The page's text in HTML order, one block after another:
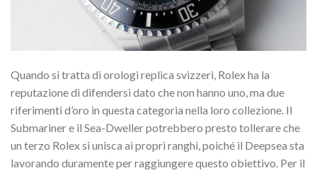
Quando si tratta di orologi replica svizzeri, Rolex ha la
reputazione di difendersi dato che non hanno uno, ma due
riferimenti d’oro in questa categoria nella loro collezione. Il
Submariner e il Sea-Dweller potrebbero presto tollerare che
un terzo Rolex si unisca ai propri ranghi, poiché il Deepsea sta
lavorando duramente per raggiungere questo obiettivo. Per il